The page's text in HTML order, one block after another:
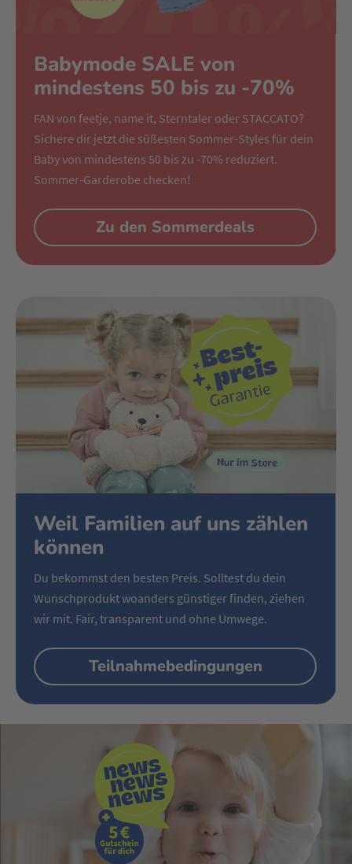
Babymode SALE von
mindestens 50 bis zu -70%
FAN von feetje, name it, Sterntaler oder STACCATO?
Sichere dir jetzt die süßesten Sommer-Styles für dein
Baby von mindestens 50 bis zu -70% reduziert.
Sommer-Garderobe checken!
Zu den Sommerdeals
Weil Familien auf uns zählen
können
Du bekommst den besten Preis. Solltest du dein
Wunschprodukt woanders günstiger finden, ziehen
wir mit. Fair, transparent und ohne Umwege.
Teilnahmebedingungen